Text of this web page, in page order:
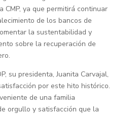
CMP, ya que permitirá continuar
de los bancos de
la sustentabilidad y
sobre la recuperación de
su presidenta, Juanita Carvajal,
por este hito histórico.
de una familia
orgullo y satisfacción que la